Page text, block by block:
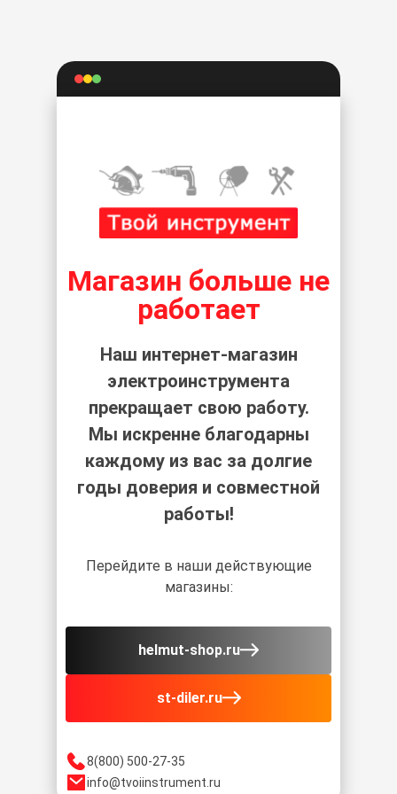
8(800) 500-27-35
info@tvoiinstrument.ru
Магазин больше не
работает
Наш интернет-магазин
электроинструмента
прекращает свою работу.
Мы искренне благодарны
каждому из вас за долгие
годы доверия и совместной
работы!
Перейдите в наши действующие
магазины:
helmut-shop.ru
st-diler.ru